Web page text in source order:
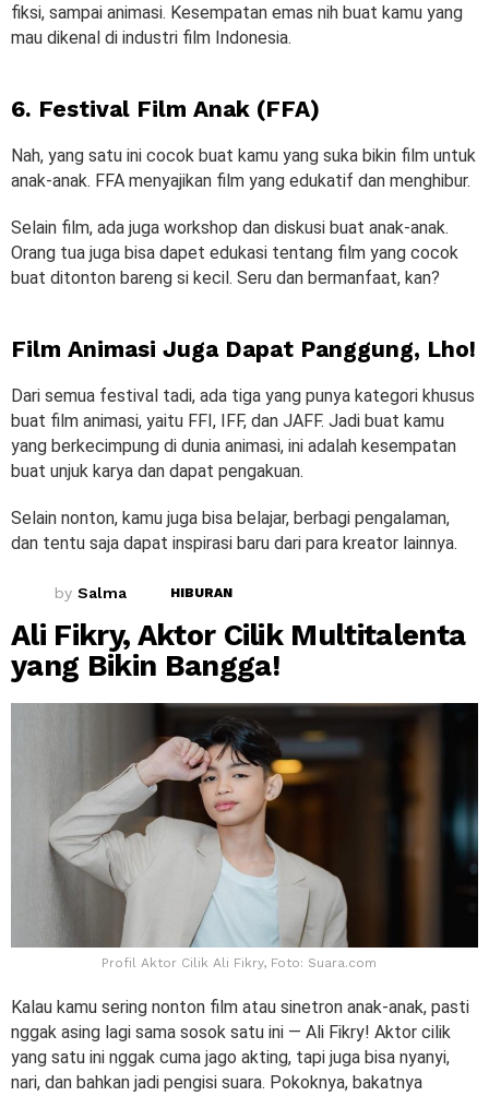
fiksi, sampai animasi. Kesempatan emas nih buat kamu yang
mau dikenal di industri film Indonesia.
6. Festival Film Anak (FFA)
Nah, yang satu ini cocok buat kamu yang suka bikin film untuk
anak-anak. FFA menyajikan film yang edukatif dan menghibur.
Selain film, ada juga workshop dan diskusi buat anak-anak.
Orang tua juga bisa dapet edukasi tentang film yang cocok
buat ditonton bareng si kecil. Seru dan bermanfaat, kan?
Film Animasi Juga Dapat Panggung, Lho!
Dari semua festival tadi, ada tiga yang punya kategori khusus
buat film animasi, yaitu FFI, IFF, dan JAFF. Jadi buat kamu
yang berkecimpung di dunia animasi, ini adalah kesempatan
buat unjuk karya dan dapat pengakuan.
Selain nonton, kamu juga bisa belajar, berbagi pengalaman,
dan tentu saja dapat inspirasi baru dari para kreator lainnya.
by Salma HIBURAN
Ali Fikry, Aktor Cilik Multitalenta
yang Bikin Bangga!
Profil Aktor Cilik Ali Fikry, Foto: Suara.com
Kalau kamu sering nonton film atau sinetron anak-anak, pasti
nggak asing lagi sama sosok satu ini — Ali Fikry! Aktor cilik
yang satu ini nggak cuma jago akting, tapi juga bisa nyanyi,
nari, dan bahkan jadi pengisi suara. Pokoknya, bakatnya